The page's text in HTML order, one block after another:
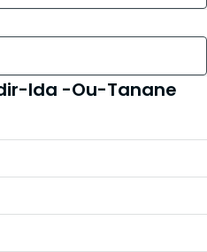
Ida -Ou-Tanane